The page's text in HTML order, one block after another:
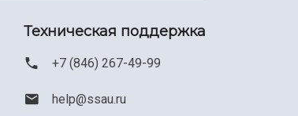
Техническая поддержка
+7 (846) 267-49-99
help@ssau.ru